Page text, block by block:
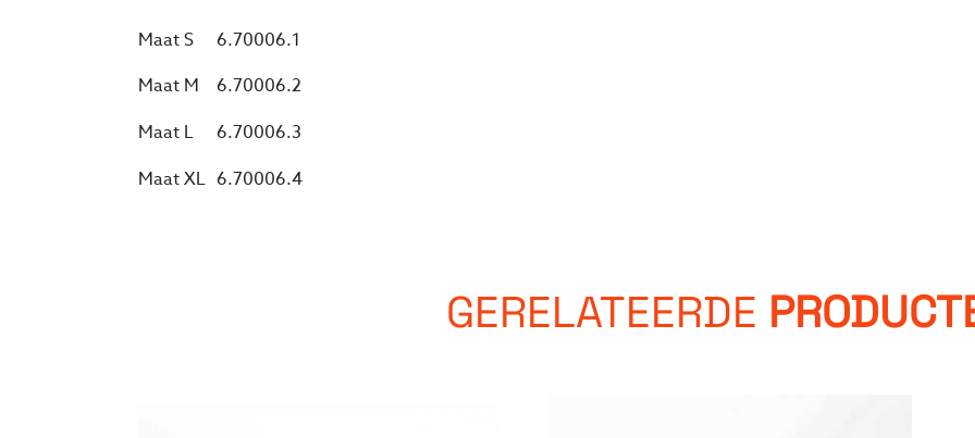
Maat S
6.70006.1
Maat M
6.70006.2
Maat L
6.70006.3
Maat XL 6.70006.4
GERELATEERDE